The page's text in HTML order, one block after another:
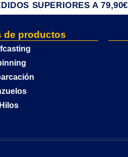
SUPERIORES A 79,90€
de productos
Hilos